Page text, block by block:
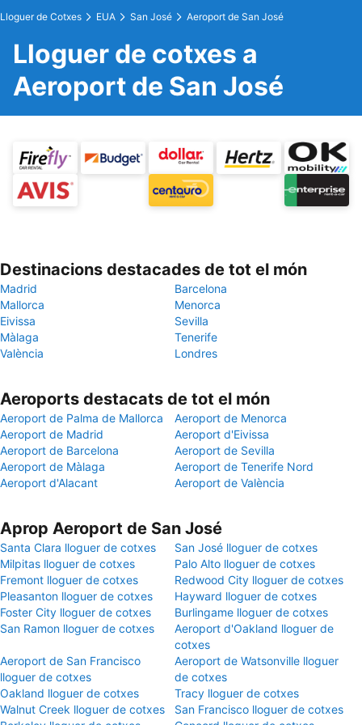
Lloguer de Cotxes EUA San José Aeroport de San José
Lloguer de cotxes a
Aeroport de San José
Destinacions destacades de tot el món
Madrid
Barcelona
Mallorca
Menorca
Eivissa
Sevilla
Màlaga
Tenerife
València
Londres
Aeroports destacats de tot el món
Aeroport de Palma de Mallorca
Aeroport de Menorca
Aeroport de Madrid
Aeroport d'Eivissa
Aeroport de Barcelona
Aeroport de Sevilla
Aeroport de Màlaga
Aeroport de Tenerife Nord
Aeroport d'Alacant
Aeroport de València
Aprop Aeroport de San José
Santa Clara lloguer de cotxes
San José lloguer de cotxes
Milpitas lloguer de cotxes
Palo Alto lloguer de cotxes
Fremont lloguer de cotxes
Redwood City lloguer de cotxes
Pleasanton lloguer de cotxes
Hayward lloguer de cotxes
Foster City lloguer de cotxes
Burlingame lloguer de cotxes
San Ramon lloguer de cotxes
Aeroport d'Oakland lloguer de
cotxes
Aeroport de San Francisco
lloguer de cotxes
Aeroport de Watsonville lloguer
de cotxes
Oakland lloguer de cotxes
Tracy lloguer de cotxes
Walnut Creek lloguer de cotxes
San Francisco lloguer de cotxes